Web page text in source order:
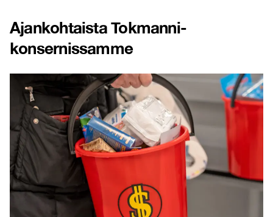
Ajankohtaista Tokmanni-
konsernissamme